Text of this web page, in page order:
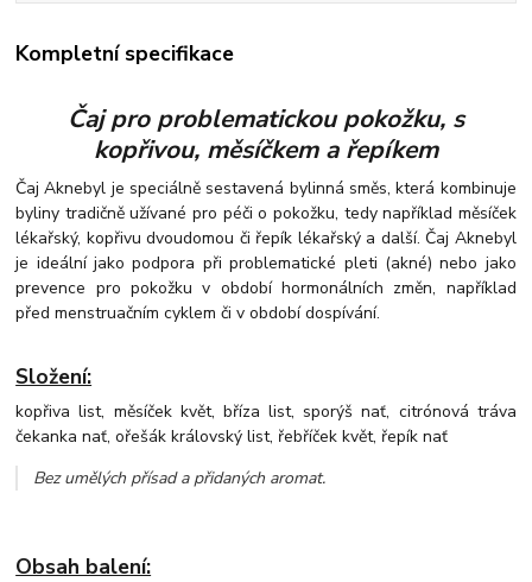
Kompletní specifikace
Čaj pro problematickou pokožku, s
kopřivou, měsíčkem a řepíkem
Čaj Aknebyl je speciálně sestavená bylinná směs, která kombinuje
byliny tradičně užívané pro péči o pokožku, tedy například měsíček
lékařský, kopřivu dvoudomou či řepík lékařský a další. Čaj Aknebyl
je ideální jako podpora při problematické pleti (akné) nebo jako
prevence pro pokožku v období hormonálních změn, například
před menstruačním cyklem či v období dospívání.
Složení:
kopřiva list, měsíček květ, bříza list, sporýš nať, citrónová tráva
čekanka nať, ořešák královský list, řebříček květ, řepík nať
Bez umělých přísad a přidaných aromat.
Obsah balení: